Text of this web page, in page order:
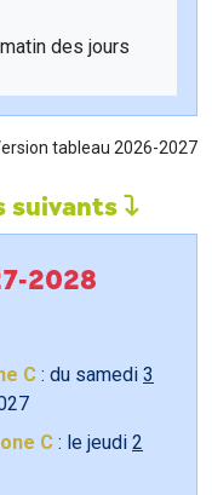
des jours
tableau 2026-2027
suivants
2028
C : du samedi 3
C : le jeudi 2